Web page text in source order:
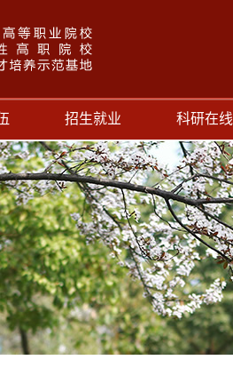
招生就业 科研在线